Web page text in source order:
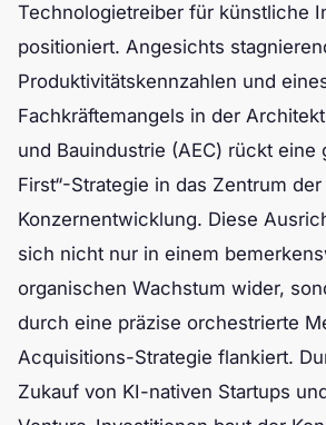
Technologietreiber für künstliche
positioniert. Angesichts
Produktivitätskennzahlen und
Fachkräftemangels in der
und Bauindustrie (AEC) rückt eine
First“-Strategie in das Zentrum der
Konzernentwicklung. Diese
sich nicht nur in einem
organischen Wachstum wider,
durch eine präzise orchestrierte
Acquisitions-Strategie flankiert.
Zukauf von KI-nativen Startups